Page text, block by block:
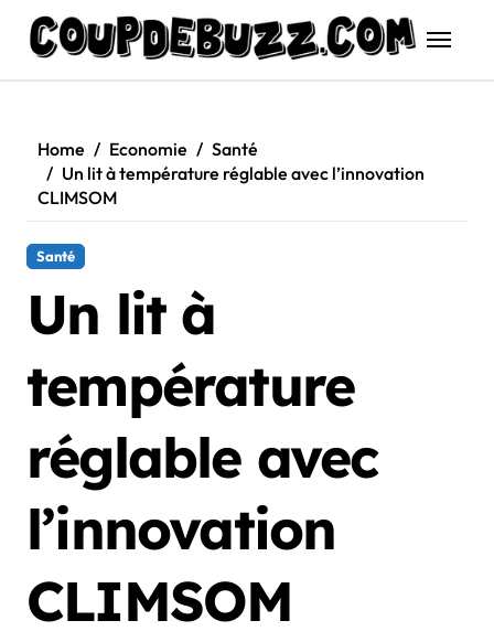
content
Home Economie
Santé
Un lit à température réglable avec l’innovation
CLIMSOM
Santé
Un lit à
température
réglable avec
l’innovation
CLIMSOM